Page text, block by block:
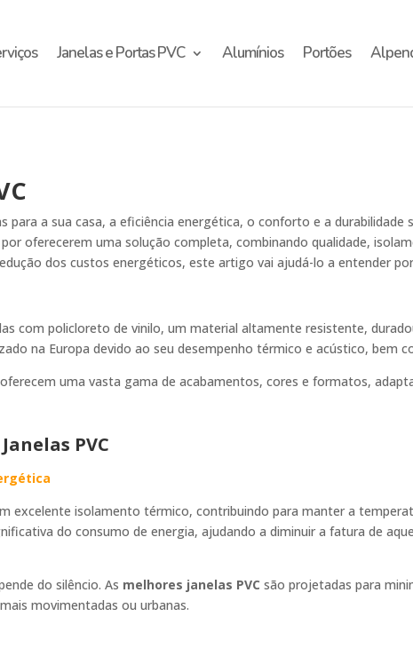
Janelas e Portas PVC Alumínios Portões
para a sua casa, a eficiência energética, o conforto e a
oferecerem uma solução completa, combinando qualidade,
dos custos energéticos, este artigo vai ajudá-lo a entender
com policloreto de vinilo, um material altamente resistente,
na Europa devido ao seu desempenho térmico e acústico, bem
oferecem uma vasta gama de acabamentos, cores e formatos,
PVC
excelente isolamento térmico, contribuindo para manter a
do consumo de energia, ajudando a diminuir a fatura de
do silêncio. As melhores janelas PVC são projetadas para
movimentadas ou urbanas.